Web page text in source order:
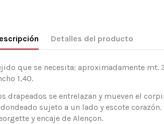
Detalles del producto
que se necesita: aproximadamente mt.
1,40.
drapeados se entrelazan y mueven el
sujeto a un lado y escote
y encaje de Alençon.